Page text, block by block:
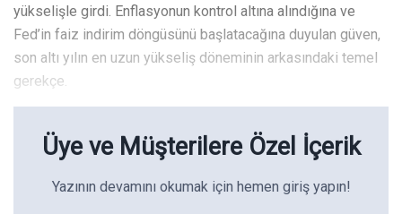
yükselişle girdi. Enflasyonun kontrol altına alındığına ve
Fed’in faiz indirim döngüsünü başlatacağına duyulan güven,
son altı yılın en uzun yükseliş döneminin arkasındaki temel
gerekçe.
Üye ve Müşterilere Özel İçerik
Yazının devamını okumak için hemen giriş yapın!